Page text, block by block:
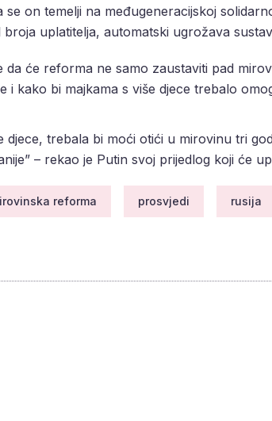
se on temelji na međugeneracijskoj
uplatitelja, automatski ugrožava
da će reforma ne samo zaustaviti pad
i kako bi majkama s više djece trebalo
djece, trebala bi moći otići u mirovinu tri
– rekao je Putin svoj prijedlog koji će
reforma prosvjedi rusija